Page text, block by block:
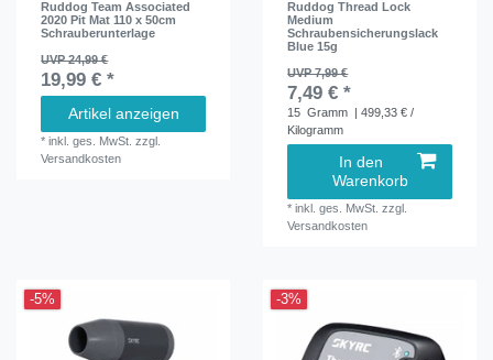
Ruddog Team Associated
2020 Pit Mat 110 x 50cm
Schrauberunterlage
UVP 24,99 €
19,99 € *
Artikel anzeigen
*inkl. ges. MwSt. zzgl.
Versandkosten
Ruddog Thread Lock
Medium
Schraubensicherungslack
Blue 15g
UVP 7,99 €
7,49 € *
15 Gramm | 499,33 € /
Kilogramm
In den
Warenkorb
*inkl. ges. MwSt. zzgl.
Versandkosten
-5% -3%